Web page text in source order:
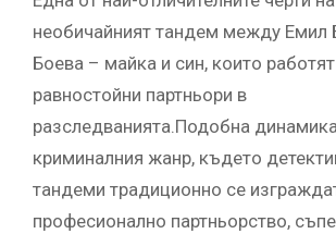
необичайният тандем между Емил
Боева – майка и син, които
равностойни партньори в
разследванията.Подобна
криминалния жанр, където
тандеми традиционно се
професионално партньорство,